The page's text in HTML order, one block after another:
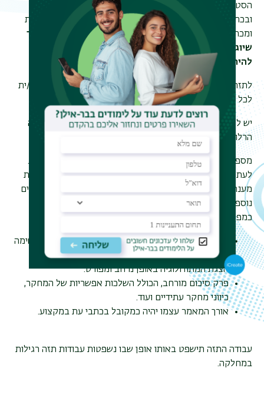
הסטודנט/ית חייב/ת להיות שותף/ה מרכזי/ת בביצוע המחקר
ובכתיבת המאמר. לסטודנט/ית צריכה להיות תרומה משמעותית
ומכרעת בכתיבת המאמר על מנת שהוא ייחשב לו כתזה.
מאמר
שיוגש ע"י שני סטודנטים/ות שתרומתם/ן זהה לא יוכל
להיחשב כתזה.
לתזה יצורף מכתב מטעם המנחה, המעיד על תרומת הסטודנט/ית
לכל אחד משלבי העבודה על המאמר.
יש לציין במאמר את השיוך האקדמי של הסטודנט/ית למחלקה
הרלוונטית ולאוניברסיטת בר-אילן.
מספר המילים הנדרש בדרך כלל למאמר בכתב עת הוא מוגבל.
לעתים קרובות הוא אינו מאפשר הרחבות נדרשות. על מנת לתת
מענה לדרישות של עבודת מחקר משמעותית, התזה תכיל חלקים
נוספים שיביאו לידי ביטוי את כל היבטי העבודה על הנושא,
כמפורט להלן:
סקירה ביבליוגרפית מורחבת כמקובל בעבודת תזה, ורשימה
ביבליוגרפית מתאימה.
הצגת המתודולוגיה באופן נרחב ומפורט.
פרק סיכום מורחב, הכולל השלכות אפשריות של המחקר,
כיווני מחקר עתידיים ועוד.
אורך המאמר עצמו יהיה כמקובל בכתבי עת במקצוע.
עבודה התזה תישפט באותו אופן שבו נשפטות עבודות תזה רגילות
במחלקה.